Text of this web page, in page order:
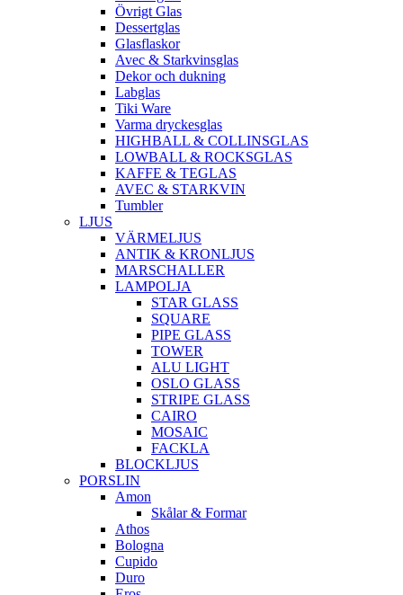
Övrigt Glas
Dessertglas
Glasflaskor
Avec & Starkvinsglas
Dekor och dukning
Labglas
Tiki Ware
Varma dryckesglas
HIGHBALL & COLLINSGLAS
LOWBALL & ROCKSGLAS
KAFFE & TEGLAS
AVEC & STARKVIN
Tumbler
LJUS
VÄRMELJUS
ANTIK & KRONLJUS
MARSCHALLER
LAMPOLJA
STAR GLASS
SQUARE
PIPE GLASS
TOWER
ALU LIGHT
OSLO GLASS
STRIPE GLASS
CAIRO
MOSAIC
FACKLA
BLOCKLJUS
PORSLIN
Amon
Skålar & Formar
Athos
Bologna
Cupido
Duro